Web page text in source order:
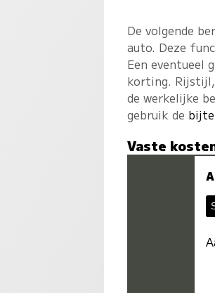
De volgende
auto. Deze
Een eventueel
korting.
de werkelijke
gebruik de
Vaste